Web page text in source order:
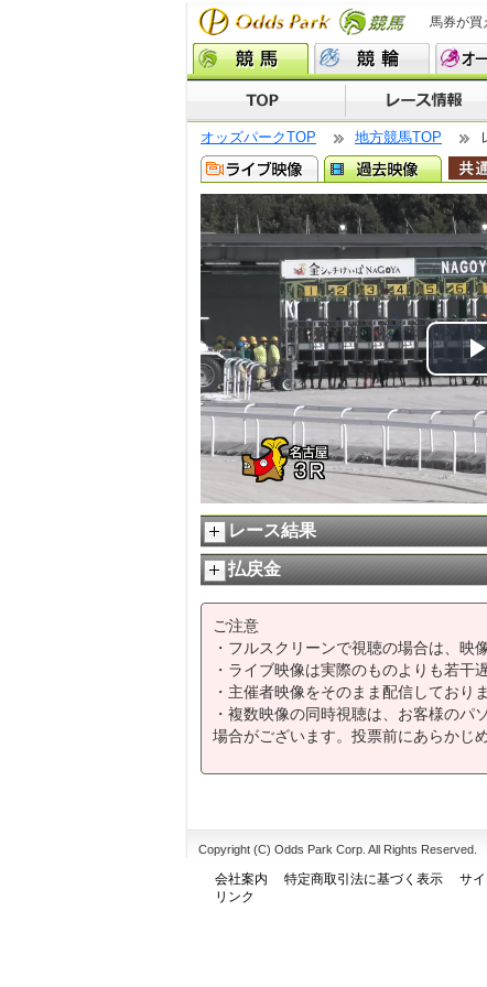
馬券が買
オッズパークTOP 地方競馬TOP
レース結果
払戻金
ご注意
・フルスクリーンで視聴の場合は、映
・ライブ映像は実際のものよりも若干
・主催者映像をそのまま配信しており
・複数映像の同時視聴は、お客様の
場合がございます。投票前にあらかじ
Copyright (C) Odds Park Corp. All Rights Reserved.
会社案内 特定商取引法に基づく表示 サ
リンク